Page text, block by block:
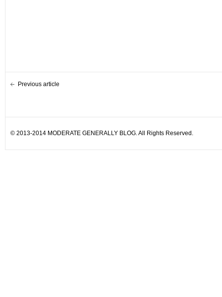
Previous article
© 2013-2014 MODERATE GENERALLY BLOG. All Rights Reserved.